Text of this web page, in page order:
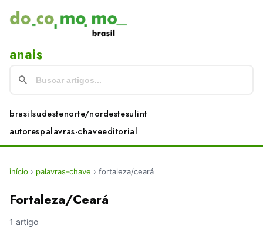
anais
brasilsudestenorte/nordestesulint
autorespalavras-chaveeditorial
início › palavras-chave › fortaleza/ceará
Fortaleza/Ceará
1 artigo